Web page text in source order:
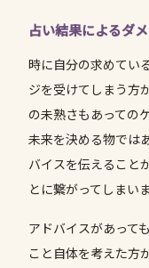
占い結果によるダ
時に自分の求めてい
ジを受けてしまう方
の未熟さもあっての
未来を決める物では
バイスを伝えること
とに繋がってしまいま
アドバイスがあって
こと自体を考えた方